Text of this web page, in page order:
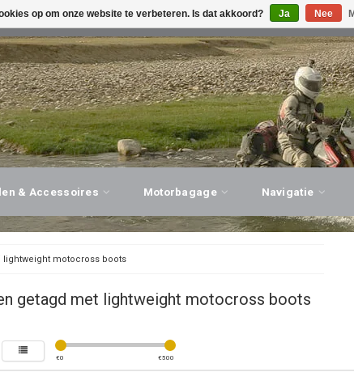
ADVIES, PERSOONLIJKE SERVICE! BEZOEK ONZE
& Accessoires Motorbagage Navigatie
lightweight motocross boots
getagd met lightweight motocross boots
€0 €500
op om onze website te verbeteren. Is dat akkoord? Ja Nee